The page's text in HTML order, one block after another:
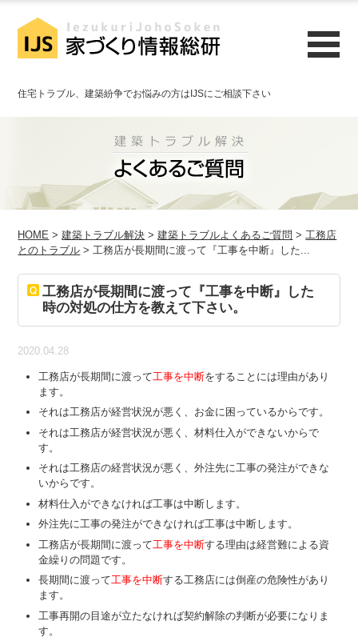
住宅トラブル、建築紛争でお悩みの方はIJSにご相談下さい
HOME >建築トラブル解決 >建築トラブルよくあるご質問 >工務店
とのトラブル > 工務店が長期間に渡って『工事を中断』した...
工務店が長期間に渡って『工事を中断』した
時の対処の仕方を教えて下さい。
2020.04.28
工務店が長期間に渡って工事を中断をすることには理由があり
ます。
それは工務店が経営状況が悪く、お金に困っているからです。
それは工務店が経営状況が悪く、材料仕入ができないからで
す。
それは工務店の経営状況が悪く、外注先に工事の発注ができな
いからです。
材料仕入ができなければ工事は中断します。
外注先に工事の発注ができなければ工事は中断します。
工務店が長期間に渡って工事を中断する理由は経営難による資
金繰りの問題です。
長期間に渡って工事を中断する工務店には倒産の危険性があり
ます。
工事再開の目途が立たなければ契約解除の判断が必要になりま
す。